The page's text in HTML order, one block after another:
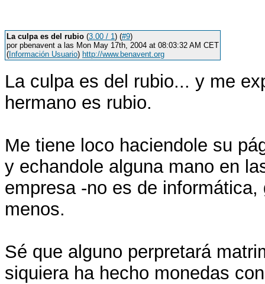
La culpa es del rubio (3.00 / 1) (#9)
por pbenavent a las Mon May 17th, 2004 at 08:03:32 AM CET
( Información Usuario) http://www.benavent.org
La culpa es del rubio... y me
hermano es rubio.
Me tiene loco haciendole su
y echandole alguna mano en
empresa -no es de
menos.
Sé que alguno perpretará
siquiera ha hecho monedas